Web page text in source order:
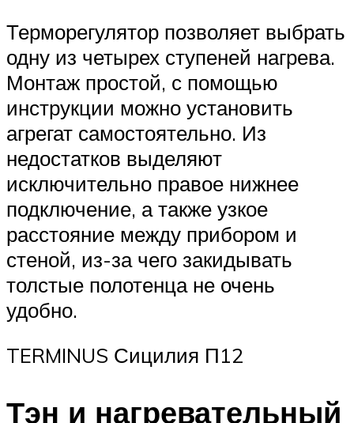
Терморегулятор позволяет выбрать
одну из четырех ступеней нагрева.
Монтаж простой, с помощью
инструкции можно установить
агрегат самостоятельно. Из
недостатков выделяют
исключительно правое нижнее
подключение, а также узкое
расстояние между прибором и
стеной, из-за чего закидывать
толстые полотенца не очень
удобно.
TERMINUS Сицилия П12
Тэн и нагревательный